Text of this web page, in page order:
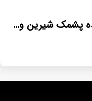
فروش اینترنتی عمده پشمک شیرین وطن لقمه